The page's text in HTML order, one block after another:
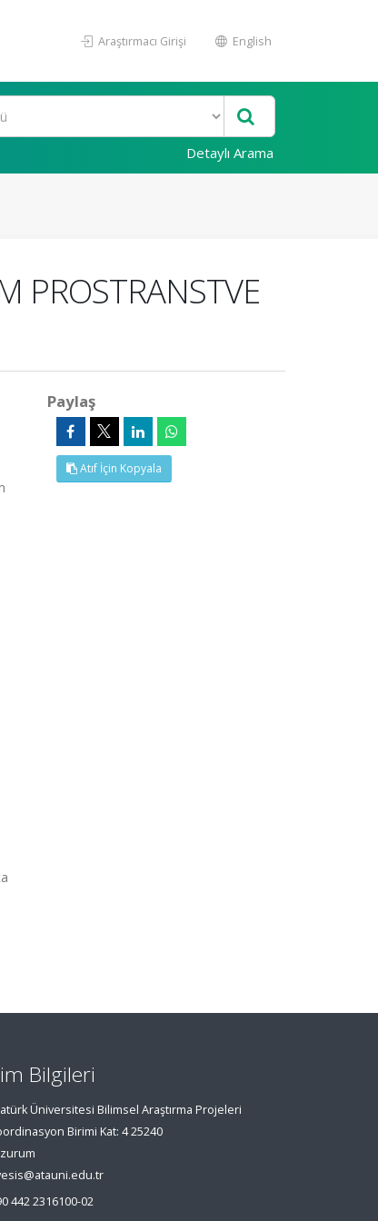
Araştırmacı Girişi English
Detaylı Arama
PROSTRANSTVE
Paylaş
Atıf İçin Kopyala
Bilgileri
Üniversitesi Bilimsel Araştırma Projeleri
Birimi Kat: 4 25240
442 2316100-02